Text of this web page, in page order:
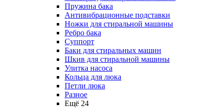
Пружина бака
Антивибрационные подставки
Ножки для стиральной машины
Ребро бака
Суппорт
Баки для стиральных машин
Шкив для стиральной машины
Улитка насоса
Кольца для люка
Петли люка
Разное
Ещё 24